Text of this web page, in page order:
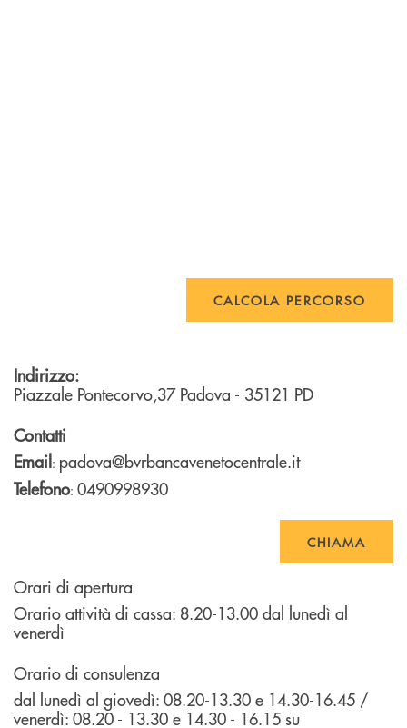
CALCOLA PERCORSO
Indirizzo:
Piazzale Pontecorvo,37 Padova - 35121 PD
Contatti
Email: padova@bvrbancavenetocentrale.it
Telefono: 0490998930
CHIAMA
Orari di apertura
Orario attività di cassa: 8.20-13.00 dal lunedì al
venerdì
Orario di consulenza
dal lunedì al giovedì: 08.20-13.30 e 14.30-16.45 /
venerdì: 08.20 - 13.30 e 14.30 - 16.15 su